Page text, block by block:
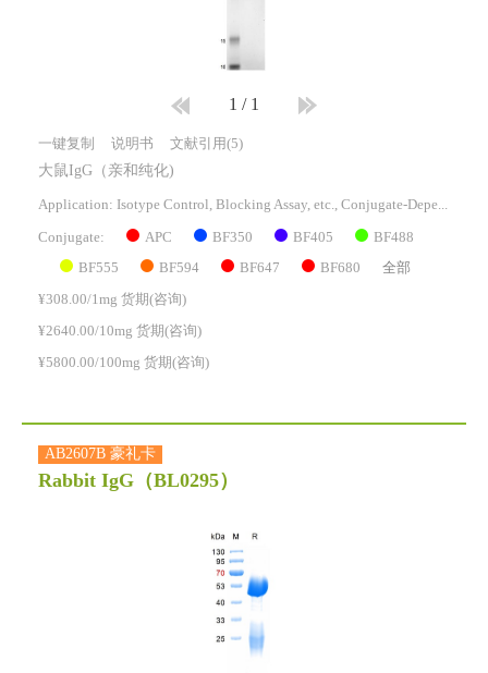
1 / 1
一键复制 说明书 文献引用(5)
大鼠IgG（亲和纯化)
Application: Isotype Control, Blocking Assay, etc., Conjugate-Dependent.
Conjugate: APC BF350 BF405 BF488
BF555 BF594 BF647 BF680 全部
¥308.00/1mg 货期(咨询)
¥2640.00/10mg 货期(咨询)
¥5800.00/100mg 货期(咨询)
AB2607B 豪礼卡
Rabbit IgG （BL0295）